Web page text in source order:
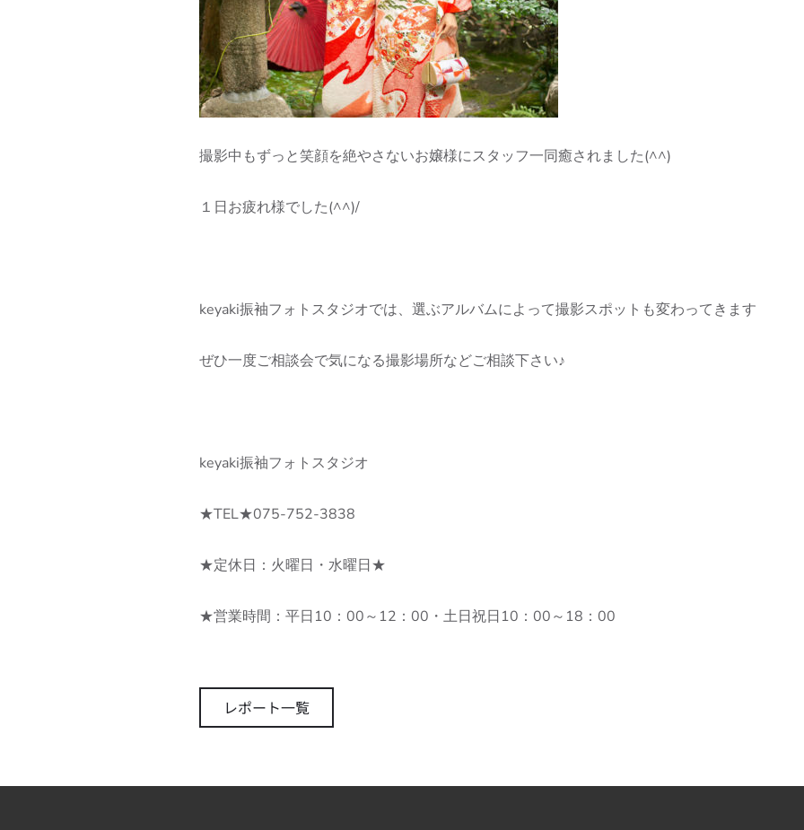
撮影中もずっと笑顔を絶やさないお嬢様にスタッフ一同癒されました(^^)
１日お疲れ様でした(^^)/
keyaki振袖フォトスタジオでは、選ぶアルバムによって撮影スポットも変わってきます
ぜひ一度ご相談会で気になる撮影場所などご相談下さい♪
keyaki振袖フォトスタジオ
★TEL★075-752-3838
★定休日：火曜日・水曜日★
★営業時間：平日10：00～12：00・土日祝日10：00～18：00
レポート一覧